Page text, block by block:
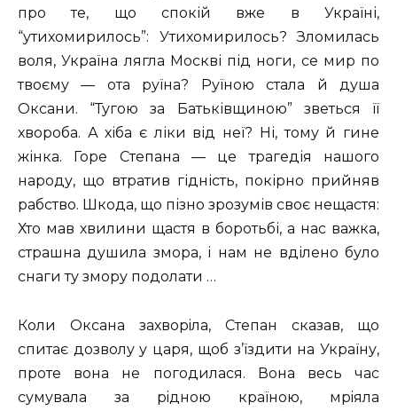
про те, що спокій вже в Україні,
“утихомирилось”: Утихомирилось? Зломилась
воля, Україна лягла Москві під ноги, се мир по
твоєму — ота руїна? Руїною стала й душа
Оксани. “Тугою за Батьківщиною” зветься її
хвороба. А хіба є ліки від неї? Ні, тому й гине
жінка. Горе Степана — це трагедія нашого
народу, що втратив гідність, покірно прийняв
рабство. Шкода, що пізно зрозумів своє нещастя:
Хто мав хвилини щастя в боротьбі, а нас важка,
страшна душила змора, і нам не вділено було
снаги ту змору подолати …
Коли Оксана захворiла, Степан сказав, що
спитає дозволу у царя, щоб з’їздити на Україну,
проте вона не погодилася. Вона весь час
сумувала за рiдною країною, мрiяла